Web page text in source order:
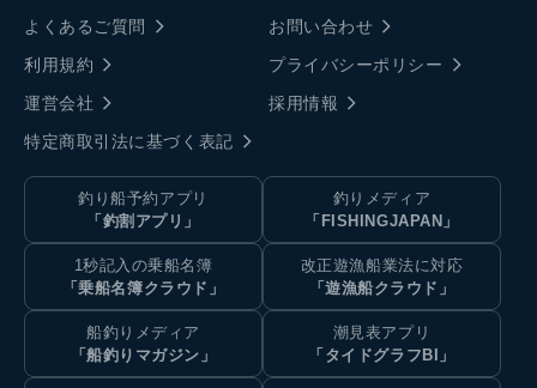
よくあるご質問
お問い合わせ
利用規約
プライバシーポリシー
運営会社
採用情報
特定商取引法に基づく表記
釣り船予約アプリ
「釣割アプリ」
釣りメディア
「FISHINGJAPAN」
1秒記入の乗船名簿
「乗船名簿クラウド」
改正遊漁船業法に対応
「遊漁船クラウド」
船釣りメディア
「船釣りマガジン」
潮見表アプリ
「タイドグラフBI」